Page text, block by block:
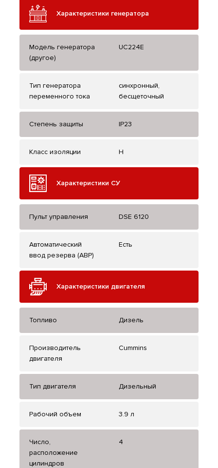
Характеристики генератора
Модель генератора
(другое)
UC224E
Тип генератора
переменного тока
синхронный,
бесщеточный
Степень защиты IP23
Класс изоляции H
Характеристики СУ
Пульт управления DSE 6120
Автоматический
ввод резерва (АВР)
Есть
Характеристики двигателя
Топливо Дизель
Производитель
двигателя
Cummins
Тип двигателя Дизельный
Рабочий объем 3.9 л
Число,
расположение
цилиндров
4